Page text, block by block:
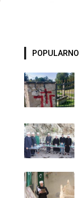
POPULARNO